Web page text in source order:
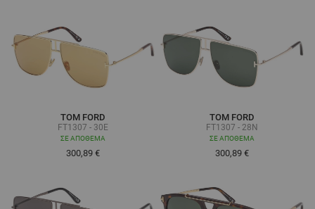
TOM FORD
FT1307 - 30E
ΣΕ ΑΠΌΘΕΜΑ
300,89 €
TOM FORD
FT1307 - 28N
ΣΕ ΑΠΌΘΕΜΑ
300,89 €